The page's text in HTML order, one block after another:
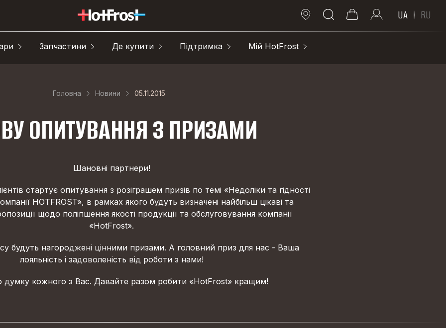
UA RU
Запчастини Де купити Підтримка Мій HotFrost
Головна Новини 05.11.2015
ОПИТУВАННЯ З ПРИЗАМИ
Шановні партнери!
стартує опитування з розіграшем призів по темі «Недоліки та гідності
HOTFROST», в рамках якого будуть визначені найбільш цікаві та
щодо поліпшення якості продукції та обслуговування компанії
«HotFrost».
будуть нагороджені цінними призами. А головний приз для нас - Ваша
лояльність і задоволеність від роботи з нами!
думку кожного з Вас. Давайте разом робити «HotFrost» кращим!